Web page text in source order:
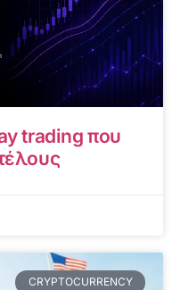
trading που
CRYPTOCURRENCY